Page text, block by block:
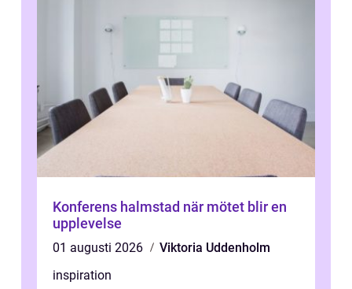
Konferens halmstad när mötet blir en
upplevelse
01 augusti 2026
Viktoria Uddenholm
inspiration